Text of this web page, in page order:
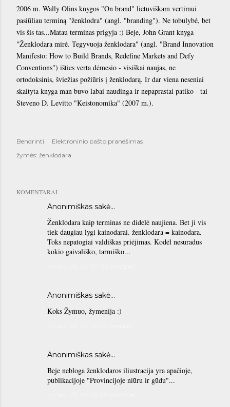
2006 m. Wally Olins knygos "On brand" lietuviškam vertimui
pasiūliau terminą "ženklodra" (angl. "branding"). Ne tobulybė, bet
vis šis tas...Matau terminas prigyja :) Beje, John Grant knyga
"Ženklodara mirė. Tegyvuoja ženklodara" (angl. "Brand Innovation
Manifesto: How to Build Brands, Redefine Markets and Defy
Conventions") išties verta dėmesio - visiškai naujas, ne
ortodoksinis, šviežias požiūris į ženklodarą. Ir dar viena neseniai
skaityta knyga man buvo labai naudinga ir nepaprastai patiko - tai
Steveno D. Levitto "Keistonomika" (2007 m.).
Bendrinti
Elektroninio pašto pranešimas
žymės: ženklodara
KOMENTARAI
Anonimiškas sakė…
Ženklodara kaip terminas ne didelė naujiena. Bet ji vis
tiek daugiau lygi kainodarai. ženklodara = kainodara.
Toks nepatogiai valdiškas priėjimas. Kodėl nesuradus
kokio gaivališko, tarmiško...
Anonimiškas sakė…
Koks Žymuo, žymenija :)
Anonimiškas sakė…
Beje nebloga ženklodaros iliustracija yra apačioje,
publikacijoje "Provincijoje niūru ir gūdu"...